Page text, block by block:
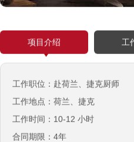
项目介绍 工
工作职位：赴荷兰、捷克厨师
工作地点：荷兰、捷克
工作时间：10-12 小时
合同期限：4年
新
荷